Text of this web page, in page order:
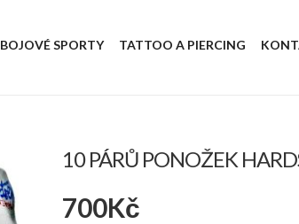
BOJOVÉ SPORTY TATTOO A PIERCING
10 PÁRŮ PONOŽEK
700Kč